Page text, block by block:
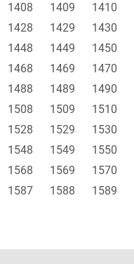
1408 1409 1410
1428 1429 1430
1448 1449 1450
1468 1469 1470
1488 1489 1490
1508 1509 1510
1528 1529 1530
1548 1549 1550
1568 1569 1570
1587 1588 1589